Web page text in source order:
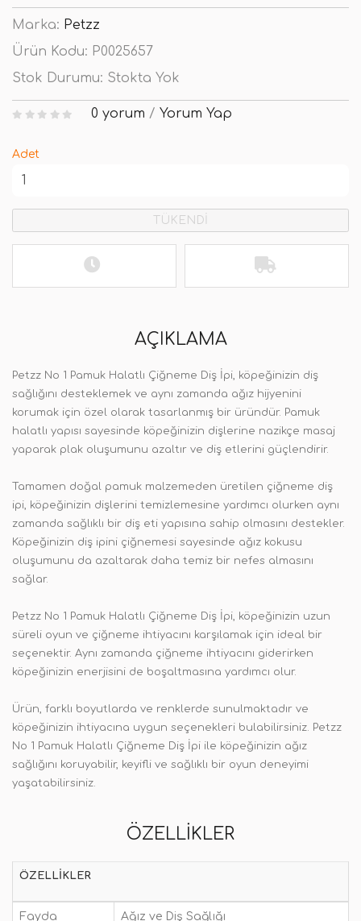
Marka: Petzz
Ürün Kodu: P0025657
Stok Durumu: Stokta Yok
0 yorum / Yorum Yap
Adet
TÜKENDİ
AÇIKLAMA
Petzz No 1 Pamuk Halatlı Çiğneme Diş İpi, köpeğinizin diş
sağlığını desteklemek ve aynı zamanda ağız hijyenini
korumak için özel olarak tasarlanmış bir üründür. Pamuk
halatlı yapısı sayesinde köpeğinizin dişlerine nazikçe masaj
yaparak plak oluşumunu azaltır ve diş etlerini güçlendirir.
Tamamen doğal pamuk malzemeden üretilen çiğneme diş
ipi, köpeğinizin dişlerini temizlemesine yardımcı olurken aynı
zamanda sağlıklı bir diş eti yapısına sahip olmasını destekler.
Köpeğinizin diş ipini çiğnemesi sayesinde ağız kokusu
oluşumunu da azaltarak daha temiz bir nefes almasını
sağlar.
Petzz No 1 Pamuk Halatlı Çiğneme Diş İpi, köpeğinizin uzun
süreli oyun ve çiğneme ihtiyacını karşılamak için ideal bir
seçenektir. Aynı zamanda çiğneme ihtiyacını giderirken
köpeğinizin enerjisini de boşaltmasına yardımcı olur.
Ürün, farklı boyutlarda ve renklerde sunulmaktadır ve
köpeğinizin ihtiyacına uygun seçenekleri bulabilirsiniz. Petzz
No 1 Pamuk Halatlı Çiğneme Diş İpi ile köpeğinizin ağız
sağlığını koruyabilir, keyifli ve sağlıklı bir oyun deneyimi
yaşatabilirsiniz.
ÖZELLIKLER
ÖZELLIKLER
Fayda Ağız ve Diş Sağlığı